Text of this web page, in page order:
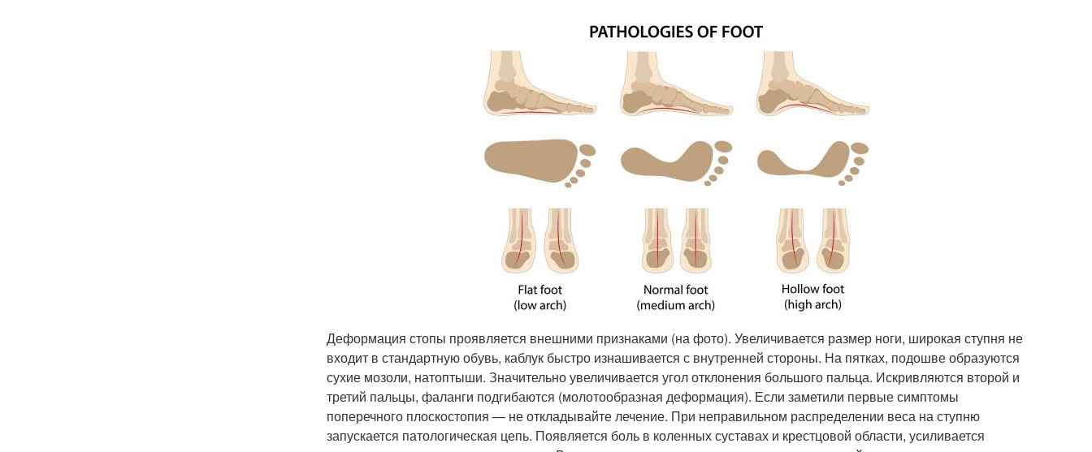
Деформация стопы проявляется внешними признаками (на фото). Увеличивается размер ноги, широкая ступня не
входит в стандартную обувь, каблук быстро изнашивается с внутренней стороны. На пятках, подошве образуются
сухие мозоли, натоптыши. Значительно увеличивается угол отклонения большого пальца. Искривляются второй и
третий пальцы, фаланги подгибаются (молотообразная деформация). Если заметили первые симптомы
поперечного плоскостопия — не откладывайте лечение. При неправильном распределении веса на ступню
запускается патологическая цепь. Появляется боль в коленных суставах и крестцовой области, усиливается